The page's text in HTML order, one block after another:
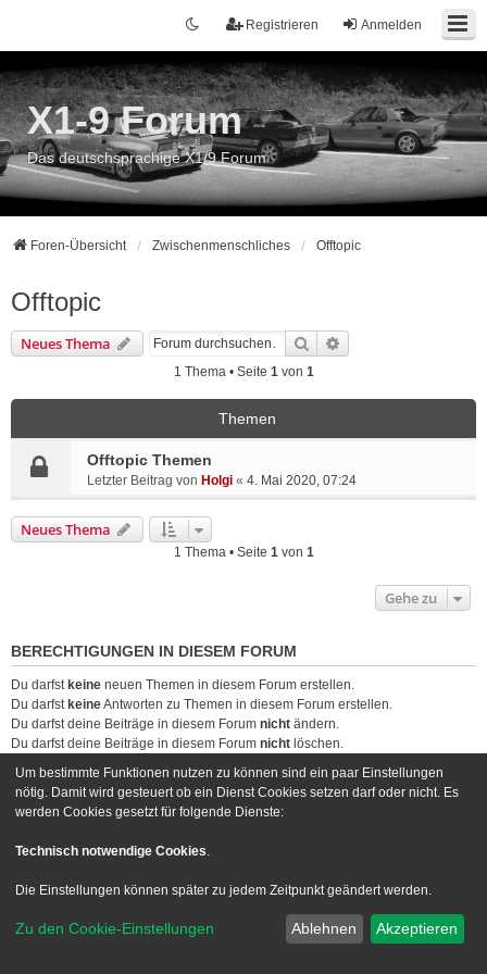
Anmelden
Registrieren
X1-9 Forum
Das deutschsprachige X1/9 Forum
Foren-Übersicht Zwischenmenschliches Offtopic
Offtopic
Neues Thema Suche
1 Thema • Seite 1von 1
Themen
Offtopic Themen
Letzter Beitrag von Holgi « 4. Mai 2020, 07:24
Neues Thema
1 Thema • Seite 1von 1
Gehe zu
BERECHTIGUNGEN IN DIESEM FORUM
Du darfst keine neuen Themen in diesem Forum erstellen.
Du darfst keineAntworten zu Themen in diesem Forum erstellen.
Du darfst deine Beiträge in diesem Forum nicht ändern.
Du darfst deine Beiträge in diesem Forum nicht löschen.
Foren-Übersicht Kontakt
Powered byphpBB® Forum Software © phpBB Limited
Style we_universal created byINVENTEA| nextgen
Um bestimmte Funktionen nutzen zu können sind ein paar Einstellungen
nötig. Damit wird gesteuert ob ein Dienst Cookies setzen darf oder nicht. Es
werden Cookies gesetzt für folgende Dienste:
Technisch notwendige Cookies.
Die Einstellungen können später zu jedem Zeitpunkt geändert werden.
Zu den Cookie-Einstellungen Ablehnen Akzeptieren